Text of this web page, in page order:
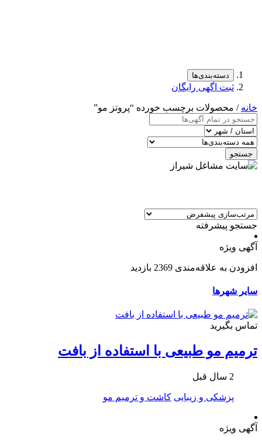
دسته‌بندی‌ها
ثبت اگهی رایگان
خانه / محصولات برچسب خورده “پروتز مو”
جستجو
جستجو پیشرفته
آگهی ویژه
افزودن به علاقه‌مندی 2369 بازدید
سایر شهرها
تماس بگیرید
ترمیم مو طبیعی با استفاده از بافت
2 سال قبل
پزشکی و زیبایی کاشت و ترمیم مو
آگهی ویژه